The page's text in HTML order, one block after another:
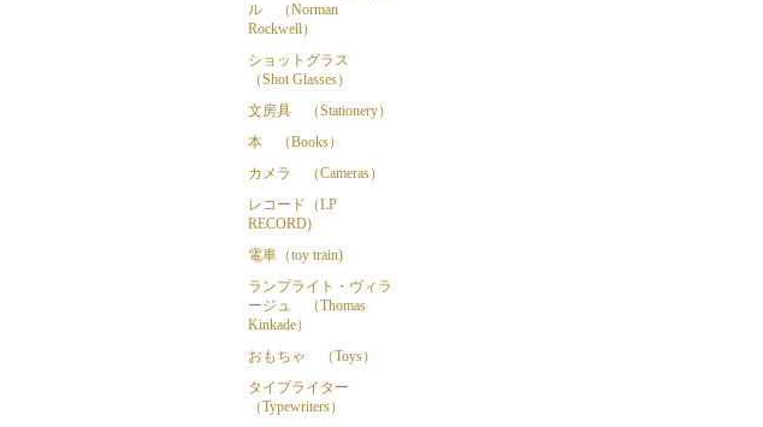
ル （Norman
Rockwell）
ショットグラス
（Shot Glasses）
文房具 （Stationery）
本 （Books）
カメラ （Cameras）
レコード（LP
RECORD)
電車（toy train)
ランプライト・ヴィラ
ージュ （Thomas
Kinkade）
おもちゃ （Toys）
タイプライター
（Typewriters）